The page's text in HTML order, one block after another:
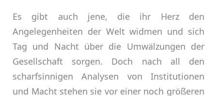
Es gibt auch jene, die ihr Herz den
Angelegenheiten der Welt widmen und sich
Tag und Nacht über die Umwälzungen der
Gesellschaft sorgen. Doch nach all den
scharfsinnigen Analysen von Institutionen
und Macht stehen sie vor einer noch größeren